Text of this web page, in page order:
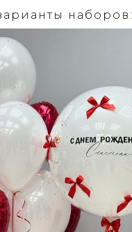
наборов: